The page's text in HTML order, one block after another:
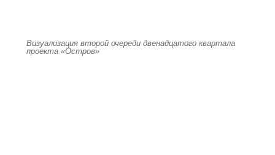
Визуализация второй очереди двенадцатого квартала
проекта «Остров»